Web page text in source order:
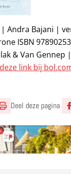
Andra Bajani |
ISBN
& Van Gennep |
link bij
Deel deze pagina